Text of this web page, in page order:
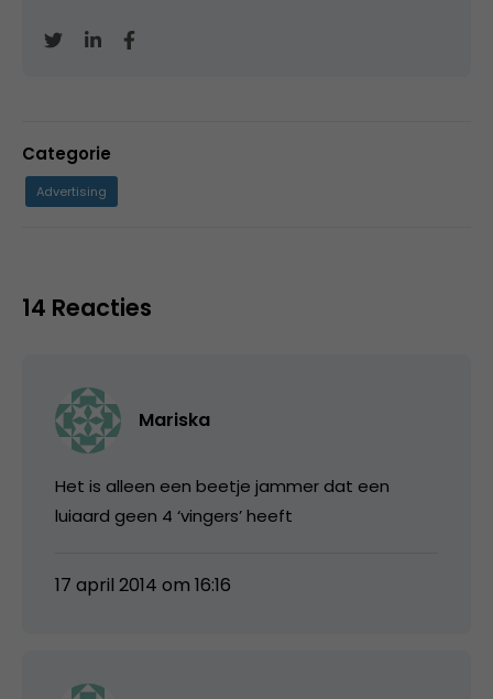
Categorie
Advertising
14 Reacties
Mariska
Het is alleen een beetje jammer dat een
luiaard geen 4 ‘vingers’ heeft
17 april 2014 om 16:16